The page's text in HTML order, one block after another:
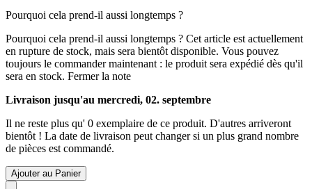
Pourquoi cela prend-il aussi longtemps ?
Pourquoi cela prend-il aussi longtemps ? Cet article est actuellement
en rupture de stock, mais sera bientôt disponible. Vous pouvez
toujours le commander maintenant : le produit sera expédié dès qu'il
sera en stock. Fermer la note
Livraison jusqu'au mercredi, 02. septembre
Il ne reste plus qu' 0 exemplaire de ce produit. D'autres arriveront
bientôt ! La date de livraison peut changer si un plus grand nombre
de pièces est commandé.
Ajouter au Panier